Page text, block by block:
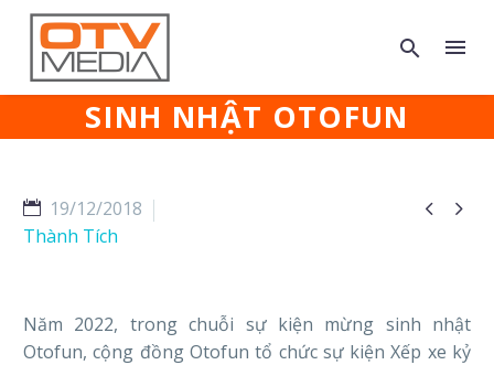
SINH NHẬT OTOFUN
 
19/12/2018
Thành Tích
Năm 2022, trong chuỗi sự kiện mừng sinh nhật
Otofun, cộng đồng Otofun tổ chức sự kiện Xếp xe kỷ